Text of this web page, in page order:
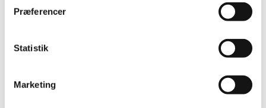
Præferencer
Statistik
Marketing
2021 (32)
november (1)